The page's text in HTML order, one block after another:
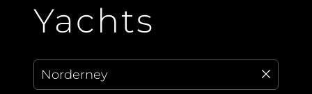
Yachts